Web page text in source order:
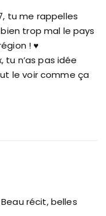
tu me rappelles
trop mal le pays
! ♥
tu n’as pas idée
le voir comme ça
récit, belles